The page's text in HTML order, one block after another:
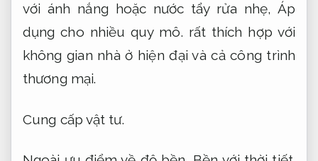
với ánh nắng hoặc nước tẩy rửa nhẹ, Áp
dụng cho nhiều quy mô. rất thích hợp với
không gian nhà ở hiện đại và cả công trình
thương mại.
Cung cấp vật tư.